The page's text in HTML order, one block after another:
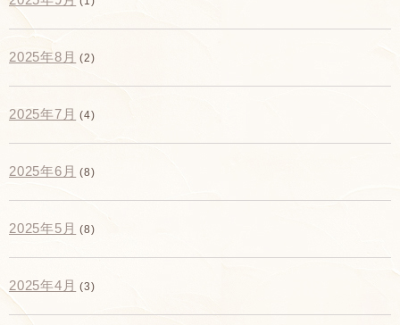
2025年8月 (2)
2025年7月 (4)
2025年6月 (8)
2025年5月 (8)
2025年4月 (3)